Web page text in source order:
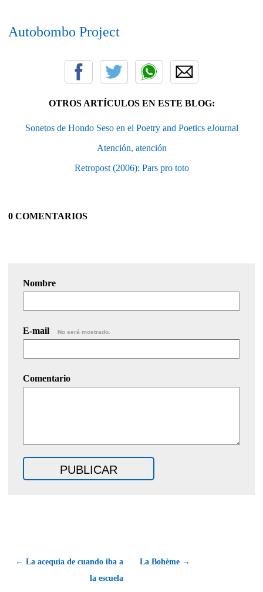
Autobombo Project
OTROS ARTÍCULOS EN ESTE BLOG:
Sonetos de Hondo Seso en el Poetry and Poetics eJournal
Atención, atención
Retropost (2006): Pars pro toto
0 COMENTARIOS
Nombre
E-mail No será mostrado.
Comentario
← La acequia de cuando iba a
la escuela
La Bohème →